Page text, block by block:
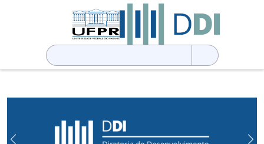
Pesquisar
por: